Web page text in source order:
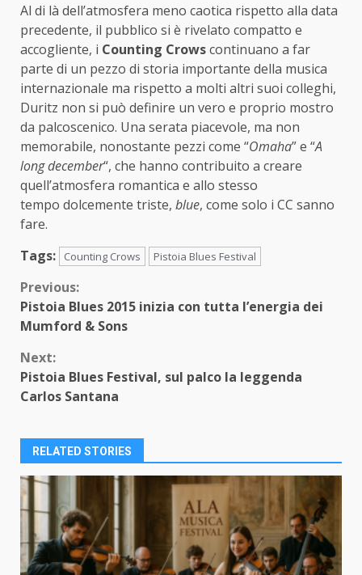
Al di là dell’atmosfera meno caotica rispetto alla data
precedente, il pubblico si è rivelato compatto e
accogliente, i Counting Crowscontinuano a far
parte di un pezzo di storia importante della musica
internazionale ma rispetto a molti altri suoi colleghi,
Duritz non si può definire un vero e proprio mostro
da palcoscenico. Una serata piacevole, ma non
memorabile, nonostante pezzi come “Omaha” e “A
long december“, che hanno contribuito a creare
quell’atmosfera romantica e allo stesso
tempo dolcemente triste, blue, come solo i CC sanno
fare.
Tags:
Counting Crows Pistoia Blues Festival
Continue
Reading
Previous:
Pistoia Blues 2015 inizia con tutta l’energia dei
Mumford & Sons
Next:
Pistoia Blues Festival, sul palco la leggenda
Carlos Santana
RELATED STORIES